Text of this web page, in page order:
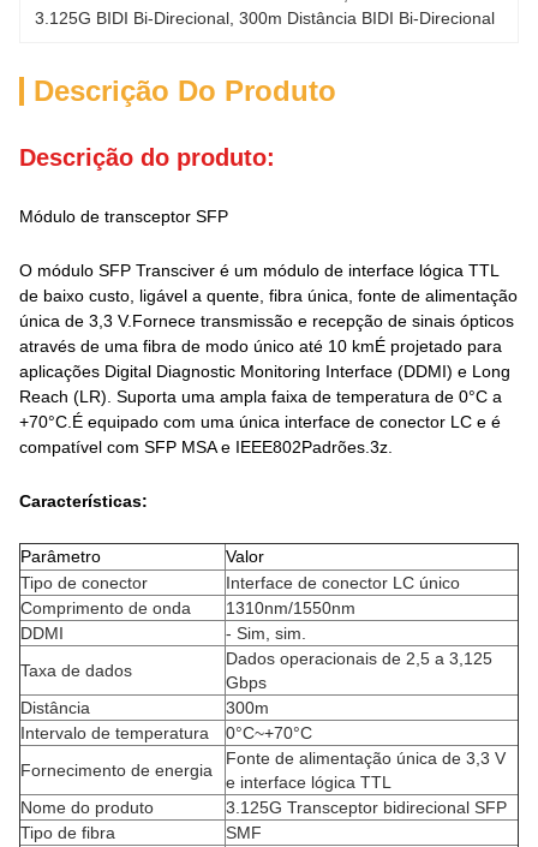
3.125G BIDI Bi-Direcional 300m Distância BIDI Bi-Direcional
Descrição Do Produto
Descrição do produto:
Módulo de transceptor SFP
O módulo SFP Transciver é um módulo de interface lógica TTL
de baixo custo, ligável a quente, fibra única, fonte de alimentação
única de 3,3 V.Fornece transmissão e recepção de sinais ópticos
através de uma fibra de modo único até 10 kmÉ projetado para
aplicações Digital Diagnostic Monitoring Interface (DDMI) e Long
Reach (LR). Suporta uma ampla faixa de temperatura de 0°C a
+70°C.É equipado com uma única interface de conector LC e é
compatível com SFP MSA e IEEE802Padrões.3z.
Características:
Parâmetro
Valor
Tipo de conector
Interface de conector LC único
Comprimento de onda
1310nm/1550nm
DDMI
- Sim, sim.
Taxa de dados
Dados operacionais de 2,5 a 3,125
Gbps
Distância
300m
Intervalo de temperatura
0°C~+70°C
Fornecimento de energia
Fonte de alimentação única de 3,3 V
e interface lógica TTL
Nome do produto
3.125G Transceptor bidirecional SFP
Tipo de fibra
SMF